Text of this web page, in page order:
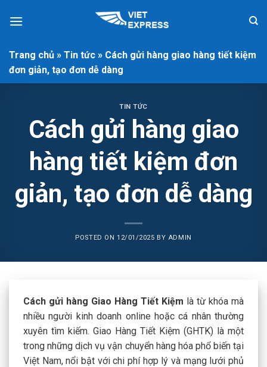
Trang chủ » Tin tức » Cách gửi hàng giao hàng tiết kiệm
đơn giản, tạo đơn dễ dàng
TIN TỨC
Cách gửi hàng giao
hàng tiết kiệm đơn
giản, tạo đơn dễ dàng
POSTED ON 12/01/2025 BY ADMIN
Cách gửi hàng Giao Hàng Tiết Kiệm là từ khóa mà
nhiều người kinh doanh online hoặc cá nhân thường
xuyên tìm kiếm. Giao Hàng Tiết Kiệm (GHTK) là một
trong những dịch vụ vận chuyển hàng hóa phổ biến tại
Việt Nam, nổi bật với chi phí hợp lý và mạng lưới phủ